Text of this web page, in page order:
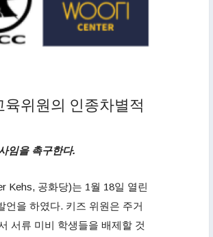
위원의 인종차별적
임을 촉구한다.
Kehs, 공화당)는 1월 18일 열린
언을 하였다. 키즈 위원은 주거
서류 미비 학생들을 배제할 것